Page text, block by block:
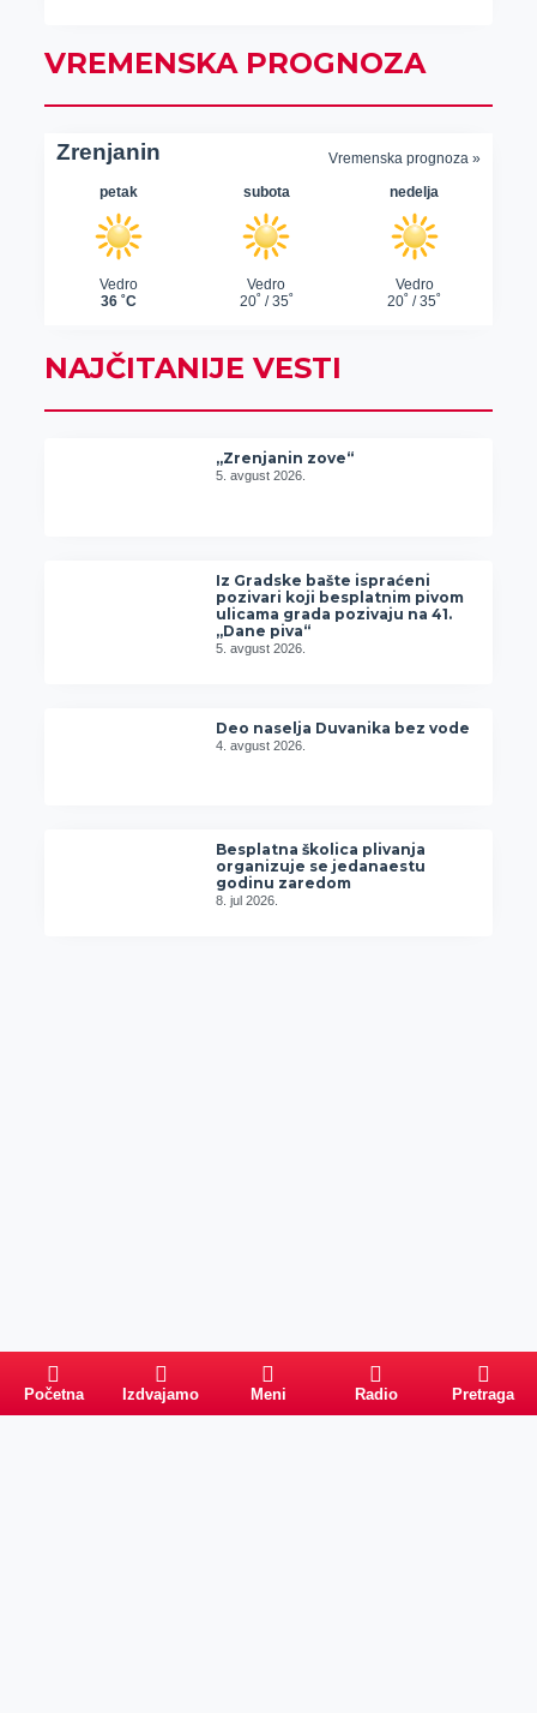
VREMENSKA PROGNOZA
NAJČITANIJE VESTI
„Zrenjanin zove“
5. avgust 2026.
Iz Gradske bašte ispraćeni
pozivari koji besplatnim pivom
ulicama grada pozivaju na 41.
„Dane piva“
5. avgust 2026.
Deo naselja Duvanika bez vode
4. avgust 2026.
Besplatna školica plivanja
organizuje se jedanaestu
godinu zaredom
8. jul 2026.
Početna Izdvajamo Meni Radio Pretraga